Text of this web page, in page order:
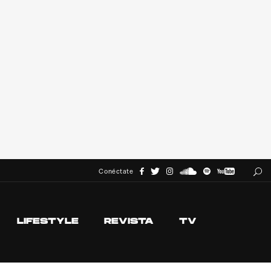
Conéctate
LIFESTYLE REVISTA TV